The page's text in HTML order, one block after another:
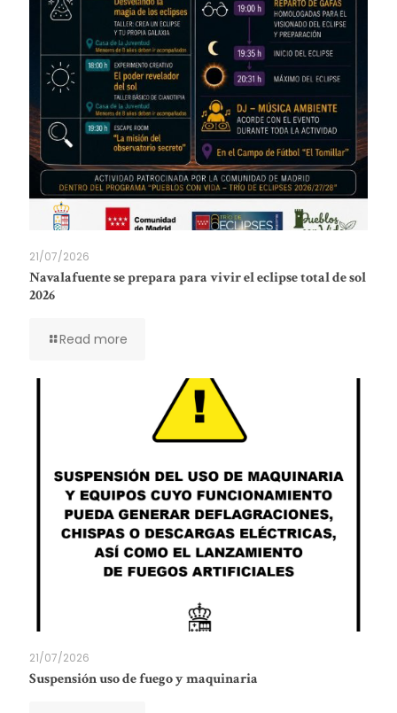
21/07/2026
Navalafuente se prepara para vivir el eclipse total de sol
2026
Read more
21/07/2026
Suspensión uso de fuego y maquinaria